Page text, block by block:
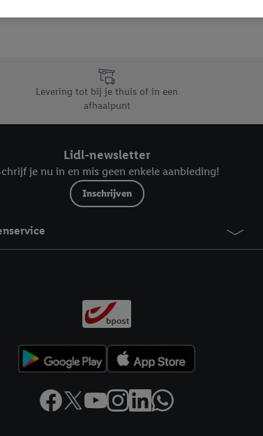
Levering tot bij je thuis of in een
afhaalpunt
Lidl-newsletter
je nu in en mis geen enkele aanbieding!
Inschrijven
en verschillende Lidl-diensten worden
doeleinden toestaan en meer informatie vinden over de
u alleen het gebruik van de noodzakelijke technologieën
alle verwerkingen voor alle bovengenoemde doeleinden.